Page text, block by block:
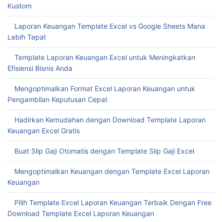
Kustom
Laporan Keuangan Template Excel vs Google Sheets Mana
Lebih Tepat
Template Laporan Keuangan Excel untuk Meningkatkan
Efisiensi Bisnis Anda
Mengoptimalkan Format Excel Laporan Keuangan untuk
Pengambilan Keputusan Cepat
Hadirkan Kemudahan dengan Download Template Laporan
Keuangan Excel Gratis
Buat Slip Gaji Otomatis dengan Template Slip Gaji Excel
Mengoptimalkan Keuangan dengan Template Excel Laporan
Keuangan
Pilih Template Excel Laporan Keuangan Terbaik Dengan Free
Download Template Excel Laporan Keuangan